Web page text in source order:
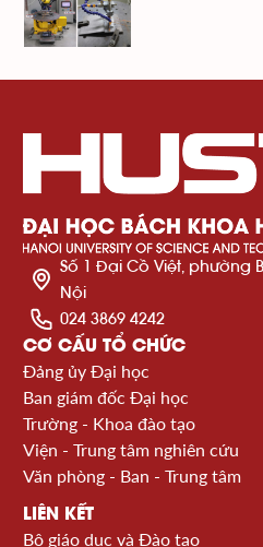
Số 1 Đại Cồ Việt, phường
Nội
024 3869 4242
CƠ CẤU TỔ CHỨC
Đảng ủy Đại học
Ban giám đốc Đại học
Trường - Khoa đào tạo
Viện - Trung tâm nghiên cứu
Văn phòng - Ban - Trung tâm
LIÊN KẾT
Bộ giáo dục và Đào tạo